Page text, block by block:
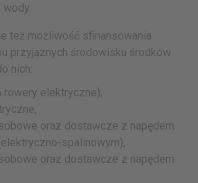
też możliwość sfinansowania
przyjaznych środowisku środków
nich:
rowery elektryczne),
oraz dostawcze z napędem
spalinowym),
oraz dostawcze z napędem